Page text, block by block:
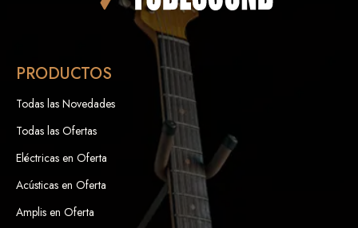
PRODUCTOS
Todas las Novedades
Todas las Ofertas
Eléctricas en Oferta
Acústicas en Oferta
Amplis en Oferta